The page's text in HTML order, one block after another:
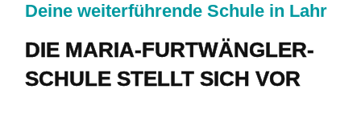
Deine weiterführende Schule in Lahr
DIE MARIA-FURTWÄNGLER-
SCHULE STELLT SICH VOR